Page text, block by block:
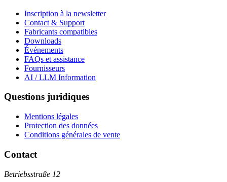
Inscription à la newsletter
Contact & Support
Fabricants compatibles
Downloads
Événements
FAQs et assistance
Fournisseurs
AI / LLM Information
Questions juridiques
Mentions légales
Protection des données
Conditions générales de vente
Contact
Betriebsstraße 12